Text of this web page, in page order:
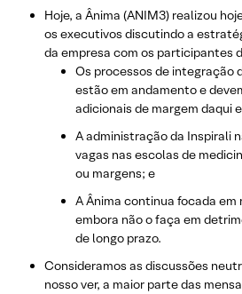
Hoje, a Ânima (ANIM3) realizou
os executivos discutindo a
da empresa com os participantes
Os processos de integração
estão em andamento e
adicionais de margem daqui
A administração da Inspirali
vagas nas escolas de
ou margens; e
A Ânima continua focada em
embora não o faça em
de longo prazo.
Consideramos as discussões
nosso ver, a maior parte das